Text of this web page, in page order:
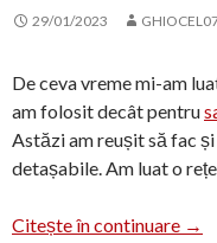
29/01/2023
De ceva vreme mi-am
am folosit decât pentru
Astăzi am reușit să fac
detașabile. Am luat o
Citește în continuare →